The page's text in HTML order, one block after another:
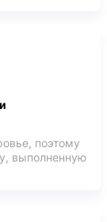
поэтому
выполненную